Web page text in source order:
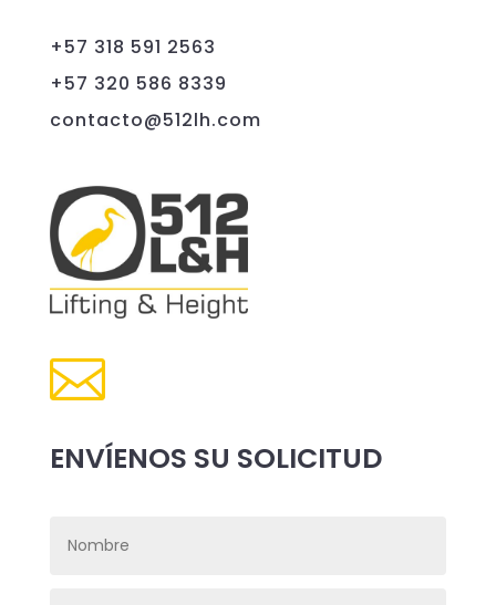
+57 318 591 2563
+57 320 586 8339
contacto@512lh.com

ENVÍENOS SU SOLICITUD